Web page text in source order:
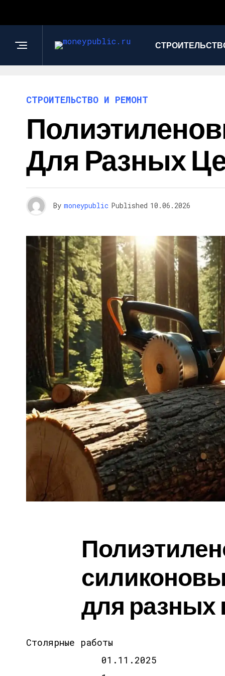
СТРОИТЕЛЬСТВО И РЕМОНТ
Для Разных
By moneypublic Published 10.06.2026
для разных
Столярные работы
01.11.2025